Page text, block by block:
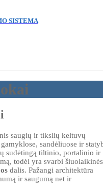
SISTEMA
saugių ir tikslių keltuvų
sandėliuose ir
sudėtingą tiltinio, portalinio ir
todėl yra svarbi šiuolaikinės
dalis. Pažangi architektūra
ir saugumą net ir